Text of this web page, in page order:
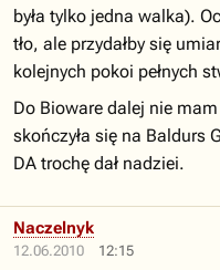
była tylko jedna walka).
tło, ale przydałby się
kolejnych pokoi pełnych
Do Bioware dalej nie
skończyła się na Baldurs
DA trochę dał nadziei.
12.06.2010 12:15
Naczelnyk